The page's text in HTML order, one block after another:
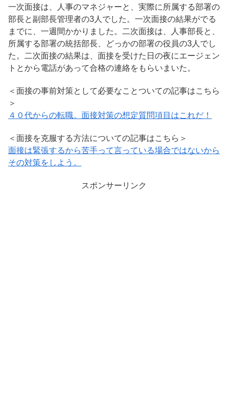
一次面接は、人事のマネジャーと、実際に所属する部署の
部長と副部長管理者の3人でした。一次面接の結果がでる
までに、一週間かかりました。二次面接は、人事部長と、
所属する部署の統括部長、どっかの部署の役員の3人でし
た。二次面接の結果は、面接を受けた日の夜にエージェン
トとから電話があって合格の連絡をもらいまいた。
＜面接の事前対策として必要なことついての記事はこちら
＞
４０代からの転職。面接対策の想定質問項目はこれだ！
＜面接を克服する方法についての記事はこちら＞
面接は緊張するから苦手って言っている場合ではないから
その対策をしよう。
スポンサーリンク